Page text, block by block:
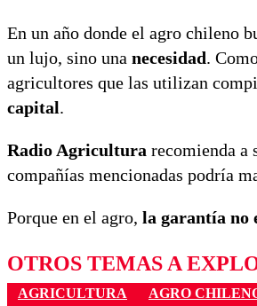
En un año donde el agro chileno
un lujo, sino una necesidad.
agricultores que las utilizan
capital.
Radio Agricultura recomienda a
compañías mencionadas podría
Porque en el agro, la garantía no
OTROS TEMAS A
AGRICULTURA AGRO